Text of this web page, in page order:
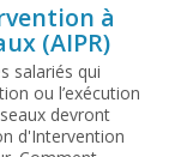
à
(AIPR)
salariés qui
ou l’exécution
devront
d'Intervention